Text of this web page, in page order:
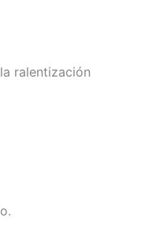
ralentización